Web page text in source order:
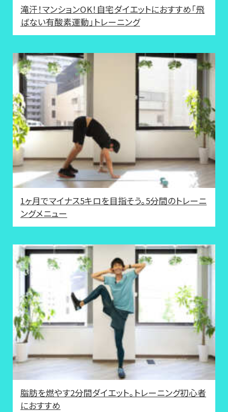
滝汗！マンションOK！自宅ダイエットにおすすめ「飛
ばない有酸素運動」トレーニング
1ヶ月でマイナス5キロを目指そう。5分間のトレーニ
ングメニュー
脂肪を燃やす2分間ダイエット。トレーニング初心者
におすすめ